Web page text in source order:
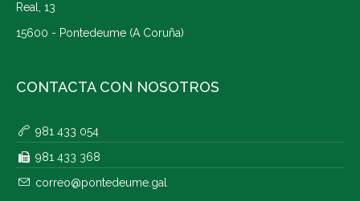
Real, 13
15600 - Pontedeume (A Coruña)
CONTACTA CON NOSOTROS
981 433 054
981 433 368
correo@pontedeume.gal